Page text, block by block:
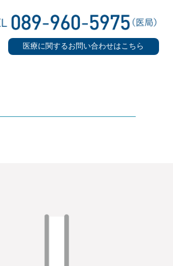
医療に関するお問い合わせはこちら